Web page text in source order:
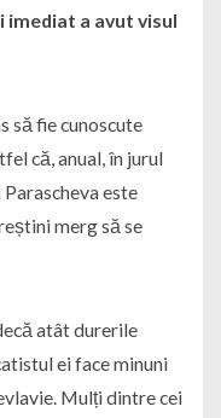
imediat a avut visul
să fie cunoscute
că, anual, în jurul
este
merg să se
atât durerile
ei face minuni
Mulți dintre cei